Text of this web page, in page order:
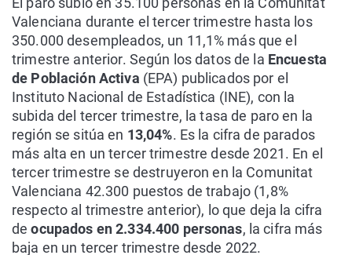
Valenciana durante el tercer trimestre hasta los
350.000 desempleados, un 11,1% más que el
trimestre anterior. Según los datos de la Encuesta
de Población Activa (EPA) publicados por el
Instituto Nacional de Estadística (INE), con la
subida del tercer trimestre, la tasa de paro en la
región se sitúa en 13,04%. Es la cifra de parados
más alta en un tercer trimestre desde 2021. En el
tercer trimestre se destruyeron en la Comunitat
Valenciana 42.300 puestos de trabajo (1,8%
respecto al trimestre anterior), lo que deja la cifra
deocupados en 2.334.400 personas, la cifra más
baja en un tercer trimestre desde 2022.